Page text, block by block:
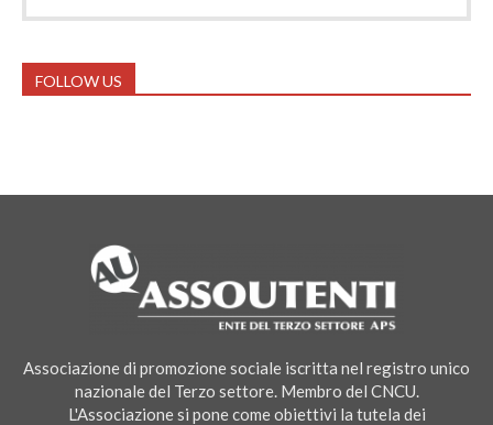
FOLLOW US
Associazione di promozione sociale iscritta nel registro unico
nazionale del Terzo settore. Membro del CNCU.
L'Associazione si pone come obiettivi la tutela dei